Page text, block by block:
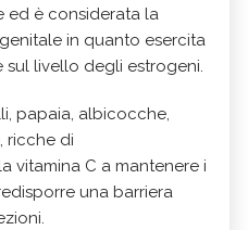
ed è considerata la
in quanto esercita
sul livello degli estrogeni.
papaia, albicocche,
ricche di
vitamina C a mantenere i
una barriera